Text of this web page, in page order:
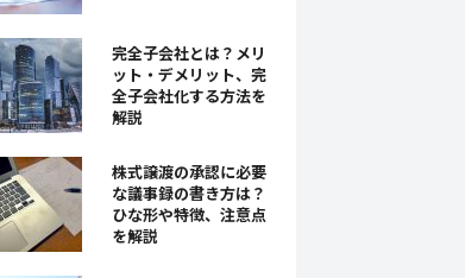
完全子会社とは？メリ
ット・デメリット、完
全子会社化する方法を
解説
株式譲渡の承認に必要
な議事録の書き方は？
ひな形や特徴、注意点
を解説